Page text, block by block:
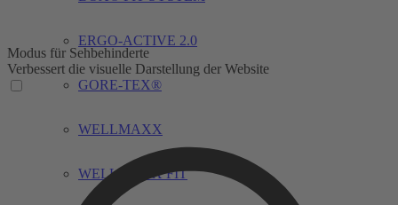
ERGO-ACTIVE 2.0
GORE-TEX®
WELLMAXX
WELLMAXX FIT
Modus für Sehbehinderte
Verbessert die visuelle Darstellung der Website